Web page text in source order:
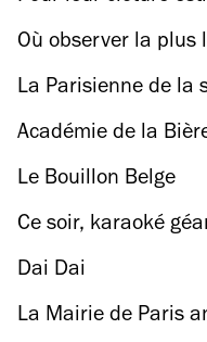
la plage à Nanterre
Où observer la plus
siècle ?
La Parisienne de la
Georgouleas, le
Académie de la
Le Bouillon Belge
Ce soir, karaoké
Dai Dai
La Mairie de Paris